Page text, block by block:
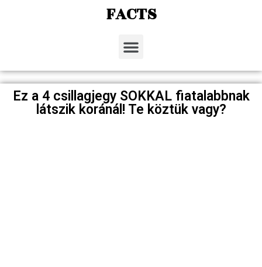
FACTS
Ez a 4 csillagjegy SOKKAL fiatalabbnak
látszik koránál! Te köztük vagy?